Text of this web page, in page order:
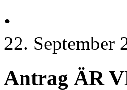
•
22. September
Antrag ÄR